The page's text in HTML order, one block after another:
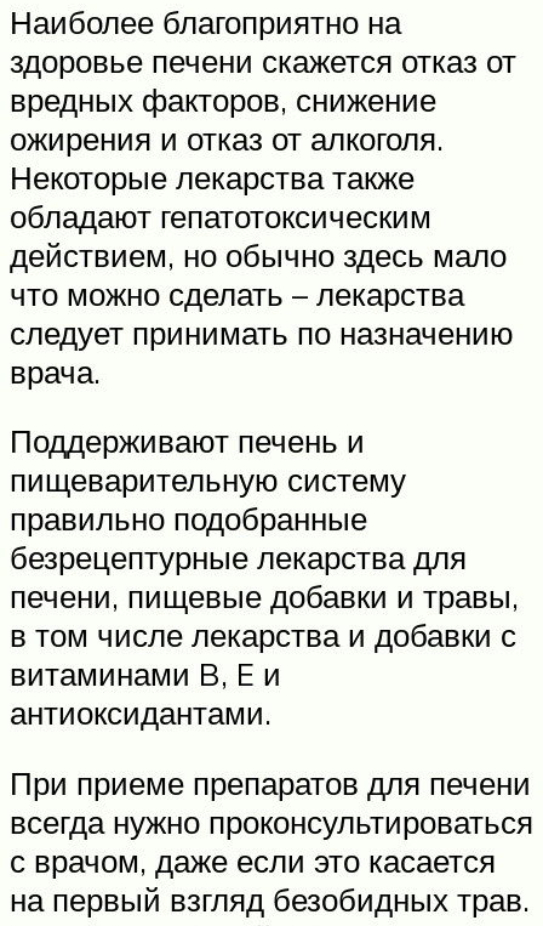
Наиболее благоприятно на
здоровье печени скажется отказ от
вредных факторов, снижение
ожирения и отказ от алкоголя.
Некоторые лекарства также
обладают гепатотоксическим
действием, но обычно здесь мало
что можно сделать – лекарства
следует принимать по назначению
врача.
Поддерживают печень и
пищеварительную систему
правильно подобранные
безрецептурные лекарства для
печени, пищевые добавки и травы,
в том числе лекарства и добавки с
витаминами B, E и
антиоксидантами.
При приеме препаратов для печени
всегда нужно проконсультироваться
с врачом, даже если это касается
на первый взгляд безобидных трав.